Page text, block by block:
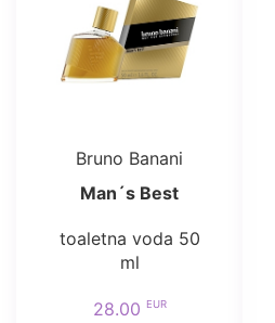
Bruno Banani
Man´s Best
toaletna voda 50
ml
28.00 EUR